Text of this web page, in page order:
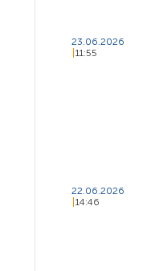
23.06.2026
11:55
22.06.2026
14:46